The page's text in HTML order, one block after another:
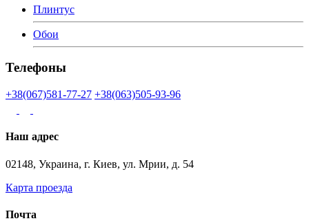
Плинтус
Обои
Телефоны
+38(067)581-77-27 +38(063)505-93-96
Наш адрес
02148, Украина, г. Киев, ул. Мрии, д. 54
Карта проезда
Почта